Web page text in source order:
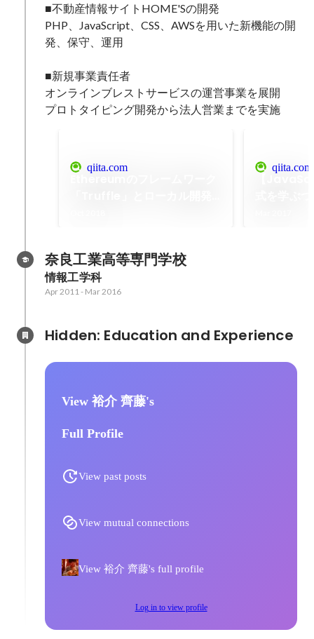
■不動産情報サイトHOME'Sの開発
PHP、JavaScript、CSS、AWSを用いた新機能の開
発、保守、運用
■新規事業責任者
オンラインブレストサービスの運営事業を展開
プロトタイピング開発から法人営業までを実施
qiita.com qiita.com
奈良工業高等専門学校
情報工学科
Apr 2011 - Mar 2016
View 裕介 齊藤's
Full Profile
View past posts
View mutual connections
View 裕介 齊藤's full profile
Log in to view profile